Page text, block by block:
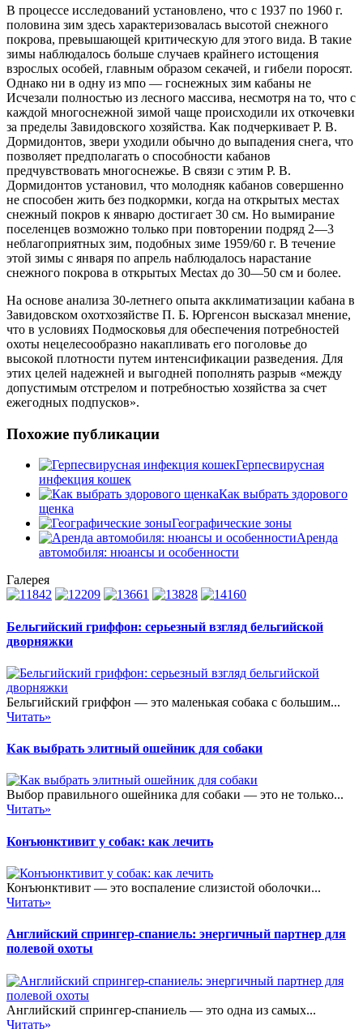
В процессе исследований установлено, что с 1937 по 1960 г.
половина зим здесь характеризовалась высотой снежного
покрова, превышающей критическую для этого вида. В такие
зимы наблюдалось больше случаев крайнего истощения
взрослых особей, главным образом секачей, и гибели поросят.
Однако ни в одну из мпо — госнежных зим кабаны не
Исчезали полностью из лесного массива, несмотря на то, что с
каждой многоснежной зимой чаще происходили их откочевки
за пределы Завидовского хозяйства. Как подчеркивает Р. В.
Дормидонтов, звери уходили обычно до выпадения снега, что
позволяет предполагать о способности кабанов
предчувствовать многоснежье. В связи с этим Р. В.
Дормидонтов установил, что молодняк кабанов совершенно
не способен жить без подкормки, когда на открытых местах
снежный покров к январю достигает 30 см. Но вымирание
поселенцев возможно только при повторении подряд 2—3
неблагоприятных зим, подобных зиме 1959/60 г. В течение
этой зимы с января по апрель наблюдалось нарастание
снежного покрова в открытых Mectax до 30—50 см и более.
На основе анализа 30-летнего опыта акклиматизации кабана в
Завидовском охотхозяйстве П. Б. Юргенсон высказал мнение,
что в условиях Подмосковья для обеспечения потребностей
охоты нецелесообразно накапливать его поголовье до
высокой плотности путем интенсификации разведения. Для
этих целей надежней и выгодней пополнять разрыв «между
допустимым отстрелом и потребностью хозяйства за счет
ежегодных подпусков».
Похожие публикации
Герпесвирусная
инфекция кошек
Как выбрать здорового
щенка
Географические зоны
Аренда
автомобиля: нюансы и особенности
Галерея
Бельгийский гриффон: серьезный взгляд бельгийской
дворняжки
Бельгийский гриффон — это маленькая собака с большим...
Читать»
Как выбрать элитный ошейник для собаки
Выбор правильного ошейника для собаки — это не только...
Читать»
Конъюнктивит у собак: как лечить
Конъюнктивит — это воспаление слизистой оболочки...
Читать»
Английский спрингер-спаниель: энергичный партнер для
полевой охоты
Английский спрингер-спаниель — это одна из самых...
Читать»